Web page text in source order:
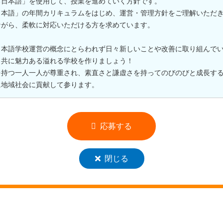
語」の年間カリキュラムをはじめ、運営・管理方針をご理解いただ
ら、柔軟に対応いただける方を求めています。
語学校運営の概念にとらわれず日々新しいことや改善に取り組んで
に魅力ある溢れる学校を作りましょう！
つ一人一人が尊重され、素直さと謙虚さを持ってのびのびと成長す
域社会に貢献して参ります。
応募する
閉じる